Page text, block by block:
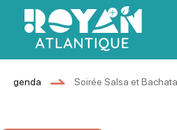
Afficher la barre
Royan Atlantique
Agenda Soirée Salsa et